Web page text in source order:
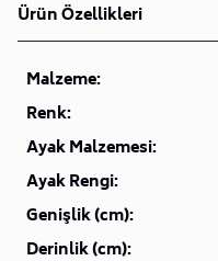
Ürün Özellikleri
Malzeme:
Renk:
Ayak Malzemesi:
Ayak Rengi:
Genişlik (cm):
Derinlik (cm):